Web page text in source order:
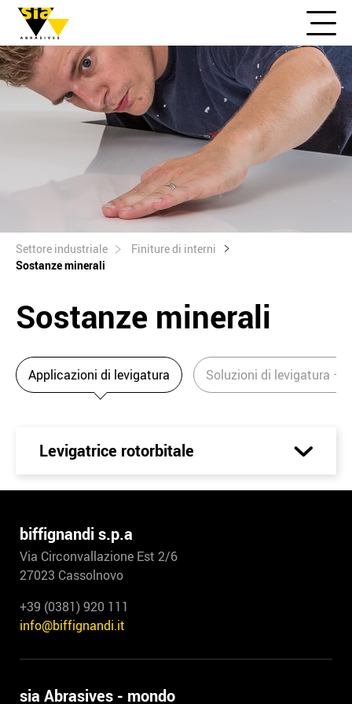
Settore industriale
Finiture di interni
Sostanze minerali
Sostanze minerali
Applicazioni di levigatura Soluzioni di levigatura –
Levigatrice rotorbitale
biffignandi s.p.a
Via Circonvallazione Est 2/6
27023 Cassolnovo
+39 (0381) 920 111
info@biffignandi.it
sia Abrasives - mondo